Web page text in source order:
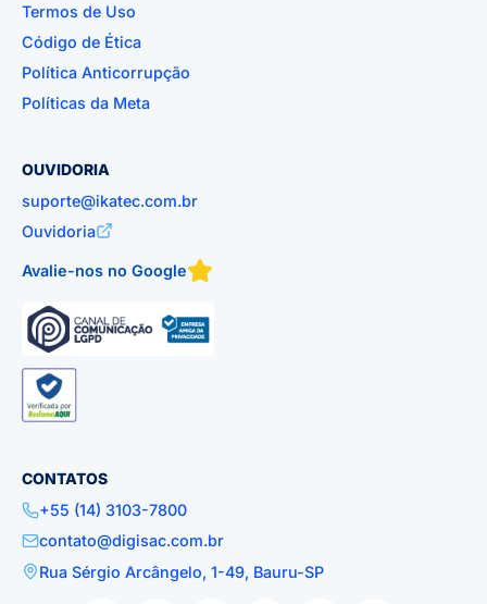
Termos de Uso
Código de Ética
Política Anticorrupção
Políticas da Meta
OUVIDORIA
suporte@ikatec.com.br
Ouvidoria
Avalie-nos no Google
CONTATOS
+55 (14) 3103-7800
contato@digisac.com.br
Rua Sérgio Arcângelo, 1-49, Bauru-SP